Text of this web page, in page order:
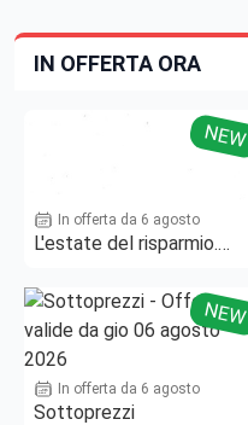
IN OFFERTA ORA
NEW
In offerta da 6 agosto
L'estate del risparmio.
NEW
In offerta da 6 agosto
Sottoprezzi